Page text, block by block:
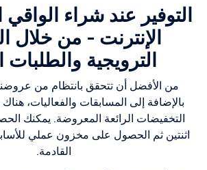
التوفير عند شراء
الإنترنت - من خلال
الترويجية والطلبات
من الأفضل أن تتحقق بانتظام من عروضنا
بالإضافة إلى المسابقات والفعاليات،
التخفيضات الرائعة المعروضة. يمكنك
اثنتين ثم الحصول على مخزون عملي
القادمة.